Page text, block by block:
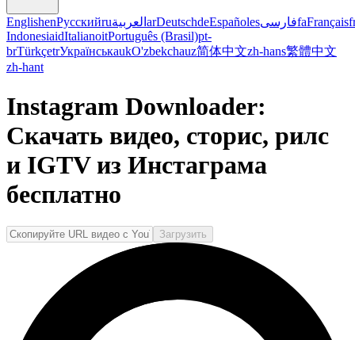
EnglishenРусскийruالعربية arDeutschdeEspañolesفارسیfaFrançais
IndonesiaidItalianoitPortuguês (Brasil)pt-
brTürkçetrУкраїнськаukO'zbekchauz简体中文zh-hans繁體中文
zh-hant
Instagram Downloader:
Скачать видео, сторис, рилс
и IGTV из Инстаграма
бесплатно
Загрузить